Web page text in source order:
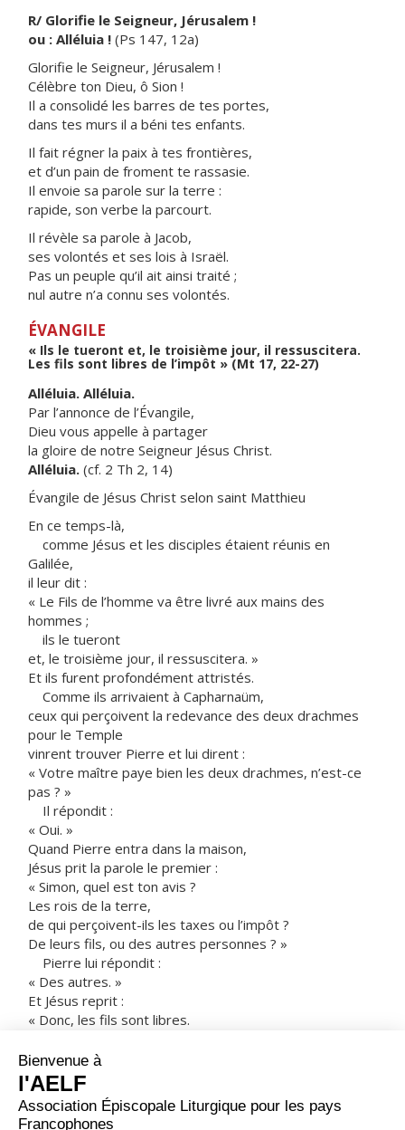
R/ Glorifie le Seigneur, Jérusalem !
ou : Alléluia ! (Ps 147, 12a)
Glorifie le Seigneur, Jérusalem !
Célèbre ton Dieu, ô Sion !
Il a consolidé les barres de tes portes,
dans tes murs il a béni tes enfants.
Il fait régner la paix à tes frontières,
et d’un pain de froment te rassasie.
Il envoie sa parole sur la terre :
rapide, son verbe la parcourt.
Il révèle sa parole à Jacob,
ses volontés et ses lois à Israël.
Pas un peuple qu’il ait ainsi traité ;
nul autre n’a connu ses volontés.
ÉVANGILE
« Ils le tueront et, le troisième jour, il ressuscitera.
Les fils sont libres de l’impôt » (Mt 17, 22-27)
Alléluia. Alléluia.
Par l’annonce de l’Évangile,
Dieu vous appelle à partager
la gloire de notre Seigneur Jésus Christ.
Alléluia. (cf. 2 Th 2, 14)
Évangile de Jésus Christ selon saint Matthieu
En ce temps-là,
comme Jésus et les disciples étaient réunis en
Galilée,
il leur dit :
« Le Fils de l’homme va être livré aux mains des
hommes ;
ils le tueront
et, le troisième jour, il ressuscitera. »
Et ils furent profondément attristés.
Comme ils arrivaient à Capharnaüm,
ceux qui perçoivent la redevance des deux drachmes
pour le Temple
vinrent trouver Pierre et lui dirent :
« Votre maître paye bien les deux drachmes, n’est-ce
pas ? »
Il répondit :
« Oui. »
Quand Pierre entra dans la maison,
Jésus prit la parole le premier :
« Simon, quel est ton avis ?
Les rois de la terre,
de qui perçoivent-ils les taxes ou l’impôt ?
De leurs fils, ou des autres personnes ? »
Pierre lui répondit :
« Des autres. »
Et Jésus reprit :
« Donc, les fils sont libres.
va donc jusqu’à la mer,
jette l’hameçon,
et saisis le premier poisson qui mordra ;
ouvre-lui la bouche,